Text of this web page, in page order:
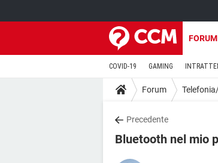
FORUM
COVID-19 GAMING
Forum
Precedente
Bluetooth nel mio